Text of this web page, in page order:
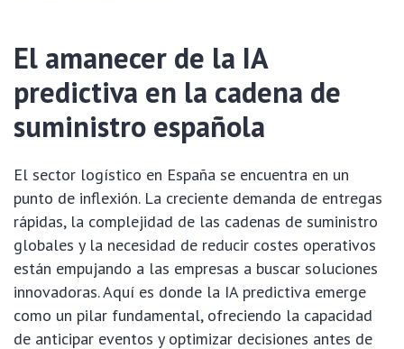
El amanecer de la IA
predictiva en la cadena de
suministro española
El sector logístico en España se encuentra en un
punto de inflexión. La creciente demanda de entregas
rápidas, la complejidad de las cadenas de suministro
globales y la necesidad de reducir costes operativos
están empujando a las empresas a buscar soluciones
innovadoras. Aquí es donde la IA predictiva emerge
como un pilar fundamental, ofreciendo la capacidad
de anticipar eventos y optimizar decisiones antes de